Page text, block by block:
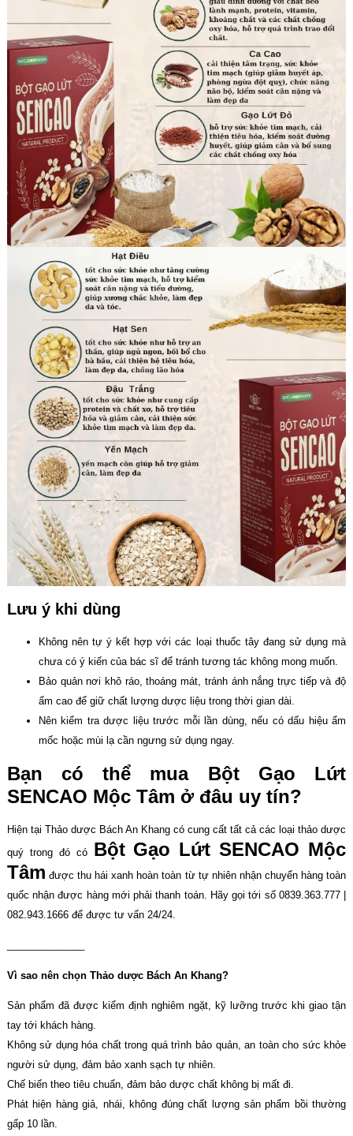
Lưu ý khi dùng
Không nên tự ý kết hợp với các loại thuốc tây đang sử dụng mà
chưa có ý kiến của bác sĩ để tránh tương tác không mong muốn.
Bảo quản nơi khô ráo, thoáng mát, tránh ánh nắng trực tiếp và độ
ẩm cao để giữ chất lượng dược liệu trong thời gian dài.
Nên kiểm tra dược liệu trước mỗi lần dùng, nếu có dấu hiệu ẩm
mốc hoặc mùi lạ cần ngưng sử dụng ngay.
Bạn có thể mua Bột Gạo Lứt
SENCAO Mộc Tâm ở đâu uy tín?
Hiện tại Thảo dược Bách An Khang có cung cất tất cả các loại thảo dược
quý trong đó có Bột Gạo Lứt SENCAO Mộc
Tâm được thu hái xanh hoàn toàn từ tự nhiên nhận chuyển hàng toàn
quốc nhận được hàng mới phải thanh toán. Hãy gọi tới số 0839.363.777 |
082.943.1666 để được tư vấn 24/24.
Vì sao nên chọn Thảo dược Bách An Khang?
Sản phẩm đã được kiểm định nghiêm ngặt, kỹ lưỡng trước khi giao tận
tay tới khách hàng.
Không sử dụng hóa chất trong quá trình bảo quản, an toàn cho sức khỏe
người sử dụng, đảm bảo xanh sạch tự nhiên.
Chế biến theo tiêu chuẩn, đảm bảo dược chất không bị mất đi.
Phát hiện hàng giả, nhái, không đúng chất lượng sản phẩm bồi thường
gấp 10 lần.